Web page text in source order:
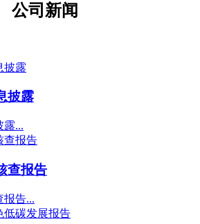
公司新闻
披露
露...
查报告
报告...